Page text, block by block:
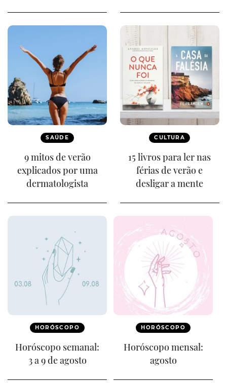
SAÚDE
9 mitos de verão
explicados por uma
dermatologista
CULTURA
15 livros para ler nas
férias de verão e
desligar a mente
HORÓSCOPO
Horóscopo semanal:
3 a 9 de agosto
HORÓSCOPO
Horóscopo mensal:
agosto